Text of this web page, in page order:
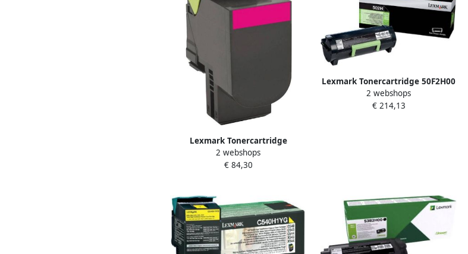
Lexmark Tonercartridge
70C20M0 prebate rood
2 webshops
€ 84,30
Lexmark Tonercartridge 50F2H00
prebate zwart
2 webshops
€ 214,13